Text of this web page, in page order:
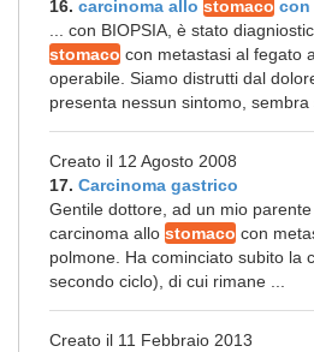
16. carcinoma allo stomaco con
... con BIOPSIA, è stato
stomaco con metastasi al fegato
operabile. Siamo distrutti dal
presenta nessun sintomo, sembra
Creato il 12 Agosto 2008
17. Carcinoma gastrico
Gentile dottore, ad un mio
carcinoma allo stomaco con
polmone. Ha cominciato subito la
secondo ciclo), di cui rimane ...
Creato il 11 Febbraio 2013